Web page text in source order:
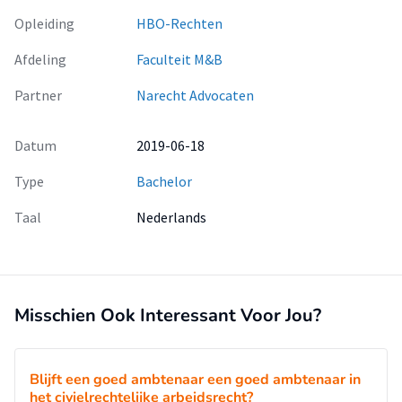
Opleiding
HBO-Rechten
Afdeling
Faculteit M&B
Partner
Narecht Advocaten
Datum
2019-06-18
Type
Bachelor
Taal
Nederlands
Misschien Ook Interessant Voor Jou?
Blijft een goed ambtenaar een goed ambtenaar in
het civielrechtelijke arbeidsrecht?